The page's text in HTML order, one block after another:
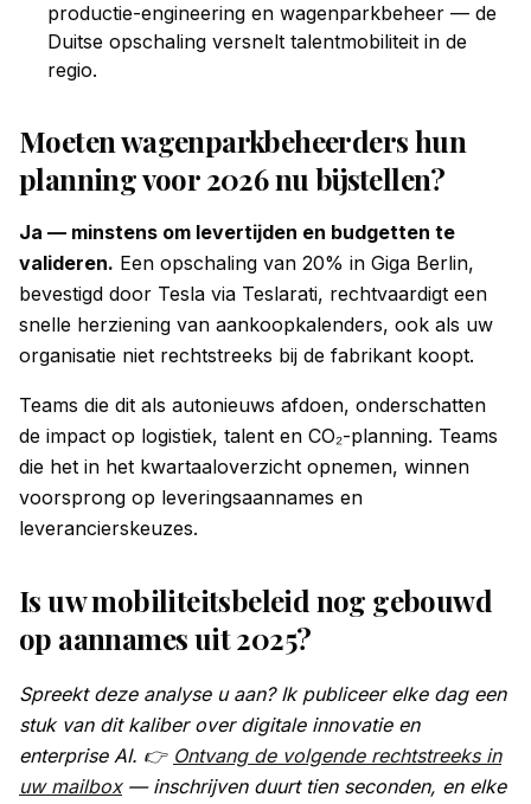
productie-engineering en wagenparkbeheer — de
Duitse opschaling versnelt talentmobiliteit in de
regio.
Moeten wagenparkbeheerders hun
planning voor 2026 nu bijstellen?
Ja — minstens om levertijden en budgetten te
valideren. Een opschaling van 20% in Giga Berlin,
bevestigd door Tesla via Teslarati, rechtvaardigt een
snelle herziening van aankoopkalenders, ook als uw
organisatie niet rechtstreeks bij de fabrikant koopt.
Teams die dit als autonieuws afdoen, onderschatten
de impact op logistiek, talent en CO₂-planning. Teams
die het in het kwartaaloverzicht opnemen, winnen
voorsprong op leveringsaannames en
leverancierskeuzes.
Is uw mobiliteitsbeleid nog gebouwd
op aannames uit 2025?
Spreekt deze analyse u aan? Ik publiceer elke dag een
stuk van dit kaliber over digitale innovatie en
enterprise AI. 👉 Ontvang de volgende rechtstreeks in
uw mailbox— inschrijven duurt tien seconden, en elke